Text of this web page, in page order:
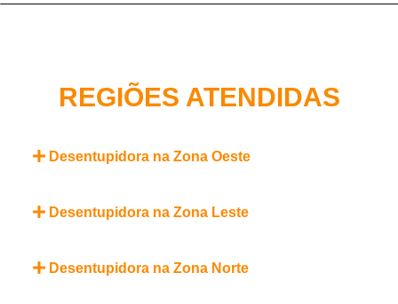
REGIÕES ATENDIDAS
Desentupidora na Zona Oeste
Desentupidora na Zona Leste
Desentupidora na Zona Norte